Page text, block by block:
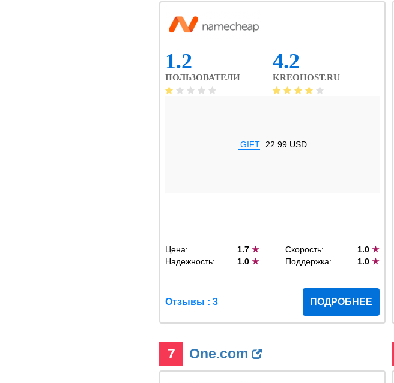
1.2
ПОЛЬЗОВАТЕЛИ
4.2
KREOHOST.RU
.GIFT 22.99 USD
Цена: 1.7★ Скорость: 1.0 ★
Надежность:
1.0★ Поддержка: 1.0 ★
Отзывы : 3 ПОДРОБНЕЕ
7 One.com